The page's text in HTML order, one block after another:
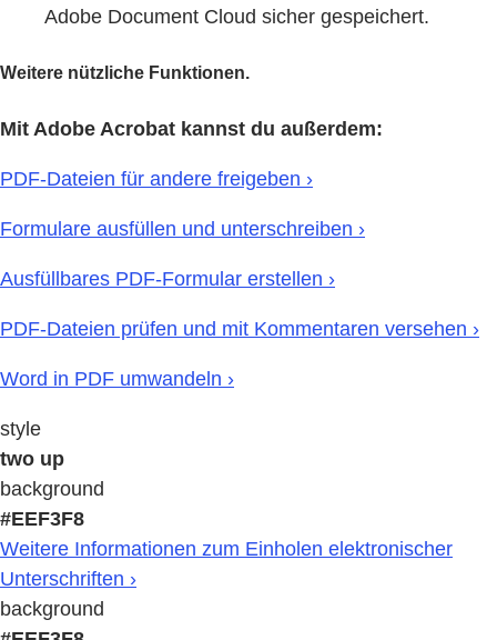
Adobe Document Cloud sicher gespeichert.
Weitere nützliche Funktionen.
Mit Adobe Acrobat kannst du außerdem:
PDF-Dateien für andere freigeben ›
Formulare ausfüllen und unterschreiben ›
Ausfüllbares PDF-Formular erstellen ›
PDF-Dateien prüfen und mit Kommentaren versehen ›
Word in PDF umwandeln ›
style
two up
background
#EEF3F8
Weitere Informationen zum Einholen elektronischer
Unterschriften ›
background